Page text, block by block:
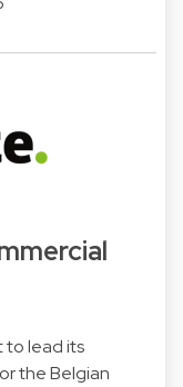
to lead its
the Belgian